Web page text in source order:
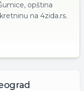
opština
na 4zida.rs.